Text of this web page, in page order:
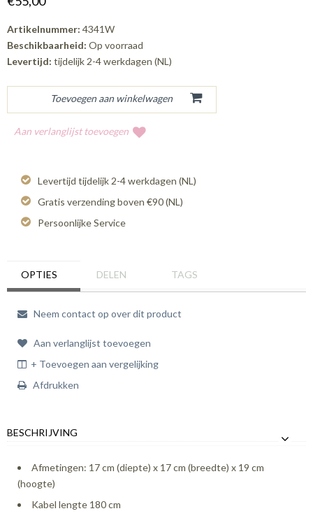
Artikelnummer: 4341W
Beschikbaarheid: Op voorraad
Levertijd: tijdelijk 2-4 werkdagen (NL)
Aan verlanglijst toevoegen
Levertijd tijdelijk 2-4 werkdagen (NL)
Gratis verzending boven €90 (NL)
Persoonlijke Service
OPTIES DELEN TAGS
Neem contact op over dit product
Aan verlanglijst toevoegen
+ Toevoegen aan vergelijking
Afdrukken
BESCHRIJVING
Afmetingen: 17 cm (diepte) x 17 cm (breedte) x 19 cm
(hoogte)
Kabel lengte 180 cm